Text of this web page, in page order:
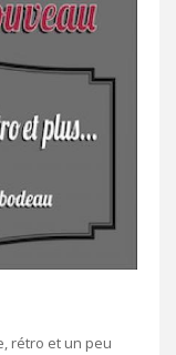
rétro et un peu